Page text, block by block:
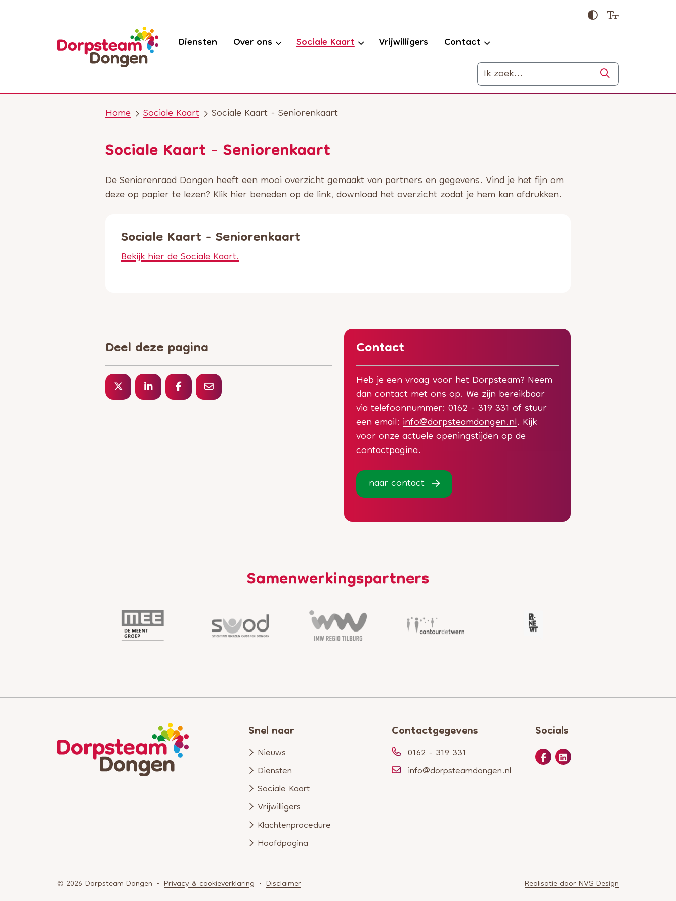
Diensten Over ons Sociale Kaart Vrijwilligers
Contact
Zoeken
Home Sociale Kaart Sociale Kaart - Seniorenkaart
Sociale Kaart - Seniorenkaart
De Seniorenraad Dongen heeft een mooi overzicht gemaakt van partners en gegevens. Vind je het fijn om
deze op papier te lezen? Klik hier beneden op de link, download het overzicht zodat je hem kan afdrukken.
Sociale Kaart - Seniorenkaart
Bekijk hier de Sociale Kaart.
Deel deze pagina Contact
Heb je een vraag voor het Dorpsteam? Neem
dan contact met ons op. We zijn bereikbaar
via telefoonnummer: 0162 - 319 331 of stuur
een email:info@dorpsteamdongen.nl. Kijk
voor onze actuele openingstijden op de
contactpagina.
naar contact
Samenwerkingspartners
Snel naar
Nieuws
Diensten
Sociale Kaart
Vrijwilligers
Klachtenprocedure
Hoofdpagina
Contactgegevens
0162 - 319 331
info@dorpsteamdongen.nl
Socials
© 2026 Dorpsteam Dongen Privacy & cookieverklaring Disclaimer Realisatie door NVS Design